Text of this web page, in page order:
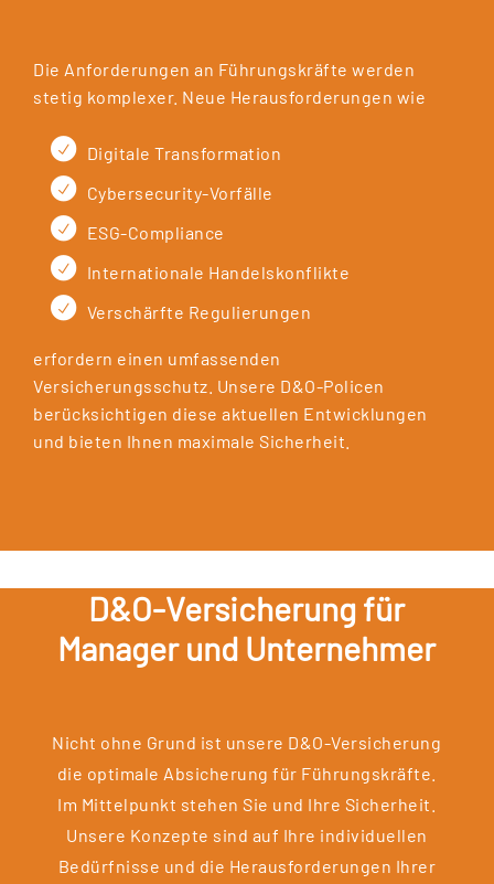
Die Anforderungen an Führungskräfte werden
stetig komplexer. Neue Herausforderungen wie
Digitale Transformation
Cybersecurity-Vorfälle
ESG-Compliance
Internationale Handelskonflikte
Verschärfte Regulierungen
erfordern einen umfassenden
Versicherungsschutz. Unsere D&O-Policen
berücksichtigen diese aktuellen Entwicklungen
und bieten Ihnen maximale Sicherheit.
D&O-Versicherung für
Manager und Unternehmer
Nicht ohne Grund ist unsere D&O-Versicherung
die optimale Absicherung für Führungskräfte.
Im Mittelpunkt stehen Sie und Ihre Sicherheit.
Unsere Konzepte sind auf Ihre individuellen
Bedürfnisse und die Herausforderungen Ihrer